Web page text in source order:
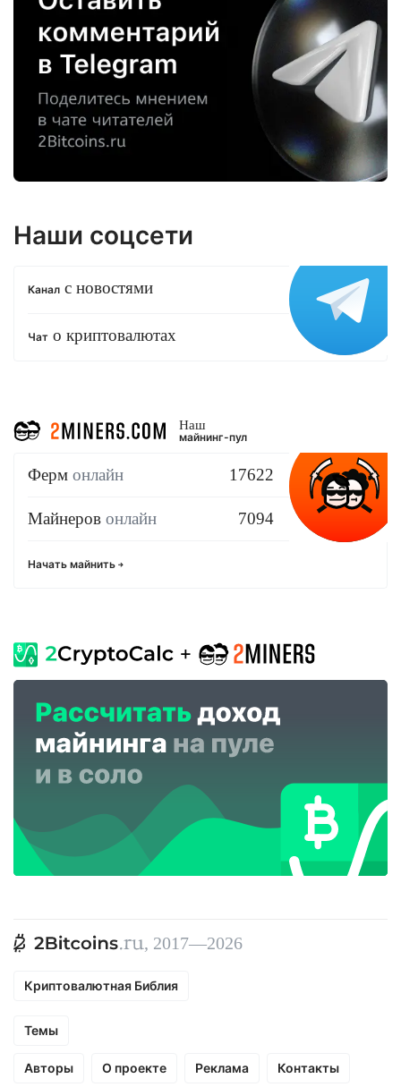
Наши соцсети
Канал с новостями
Чат о криптовалютах
Наш
майнинг-пул
Ферм онлайн 17622
Майнеров онлайн 7094
Начать майнить
, 2017—2026
Криптовалютная Библия
Темы
Авторы О проекте Реклама Контакты